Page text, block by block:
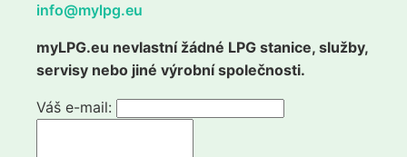
info@mylpg.eu
myLPG.eu nevlastní žádné LPG stanice, služby,
servisy nebo jiné výrobní společnosti.
Váš e-mail: